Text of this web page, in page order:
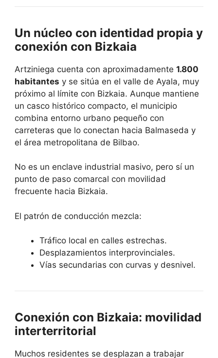
Un núcleo con identidad propia y
conexión con Bizkaia
Artziniega cuenta con aproximadamente 1.800
habitantes y se sitúa en el valle de Ayala, muy
próximo al límite con Bizkaia. Aunque mantiene
un casco histórico compacto, el municipio
combina entorno urbano pequeño con
carreteras que lo conectan hacia Balmaseda y
el área metropolitana de Bilbao.
No es un enclave industrial masivo, pero sí un
punto de paso comarcal con movilidad
frecuente hacia Bizkaia.
El patrón de conducción mezcla:
Tráfico local en calles estrechas.
Desplazamientos interprovinciales.
Vías secundarias con curvas y desnivel.
Conexión con Bizkaia: movilidad
interterritorial
Muchos residentes se desplazan a trabajar